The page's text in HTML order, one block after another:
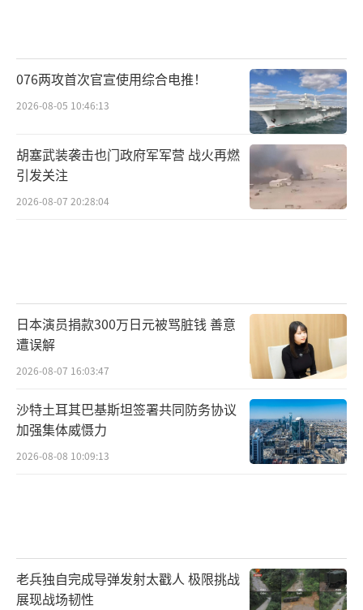
实兵演练至12月1日-7日中印尼“和平神鹰-202
4”联演的举行，中国军队涉外联合演训行动从
年初延续到年底。从参演兵力而言，南、北、
中等各战区均派遣兵力参与了军事行动。比如
刚刚举行的“和平神鹰-2024”联合演习，中方
参演部队由解放军南部战区组派；中伊俄“安
队来自北部战区；“和平团结-2024”联合演习
中方参演部队则来自中部战区。
“和外军开展联演联训派遣参演兵力，首
选遵循就近原则，比如和东盟一些国家组织联
演联训时，南部战区距离东盟国家比较近，因
此南部战区和邻近国家开展演训行动更高效。
相较而言，因为地理环境，西部战区开展高原
的特定训练目标，在排兵布阵中，就近原则也
符合地缘政治的实际使用。
076两攻首次官宣使用综合电推！
2026-08-05 10:46:13
胡塞武装袭击也门政府军军营 战火再燃
引发关注
2026-08-07 20:28:04
日本演员捐款300万日元被骂脏钱 善意
遭误解
2026-08-07 16:03:47
沙特土耳其巴基斯坦签署共同防务协议
加强集体威慑力
2026-08-08 10:09:13
老兵独自完成导弹发射太戳人 极限挑战
展现战场韧性